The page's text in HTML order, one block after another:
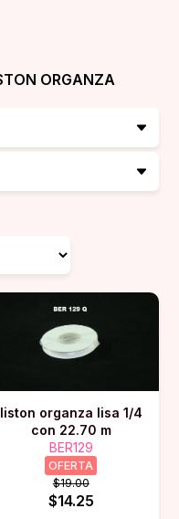
ORGANZA
liston organza lisa 1/4
con 22.70 m
BER129
OFERTA
$19.00
$14.25